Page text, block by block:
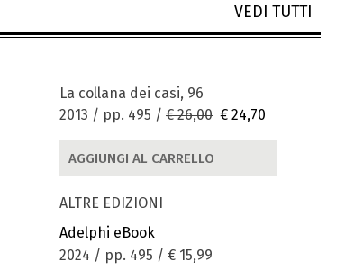
VEDI TUTTI
La collana dei casi, 96
2013 / pp. 495 / € 26,00 € 24,70
AGGIUNGI AL CARRELLO
ALTRE EDIZIONI
Adelphi eBook
2024 / pp. 495 / € 15,99